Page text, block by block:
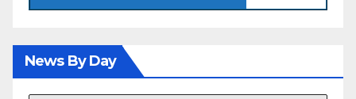
News By Day